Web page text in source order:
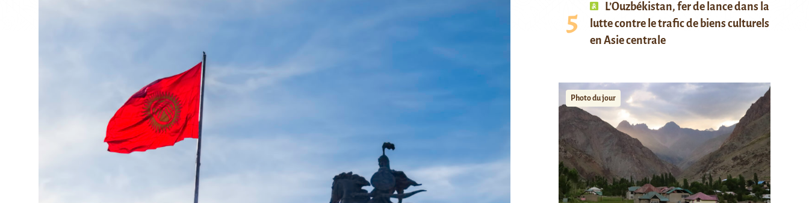
L’Ouzbékistan, fer de lance dans la
lutte contre le trafic de biens culturels
en Asie centrale
Photo du jour